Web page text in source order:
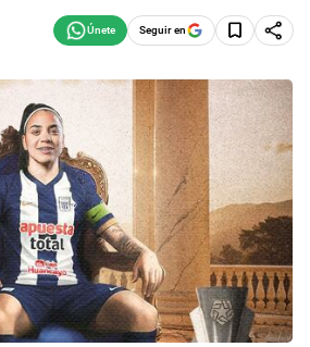
Seguir en